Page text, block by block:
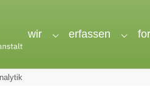
wir
Submenu for "wir"
erfassen